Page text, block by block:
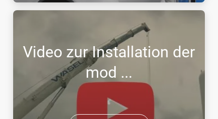
Video zur Installation der
mod ...